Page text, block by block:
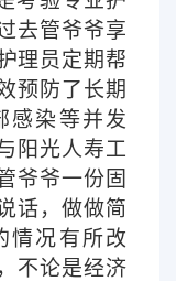
去管爷爷享
理员定期帮
预防了长期
感染等并发
阳光人寿工
爷爷一份固
话，做做简
情况有所改
不论是经济